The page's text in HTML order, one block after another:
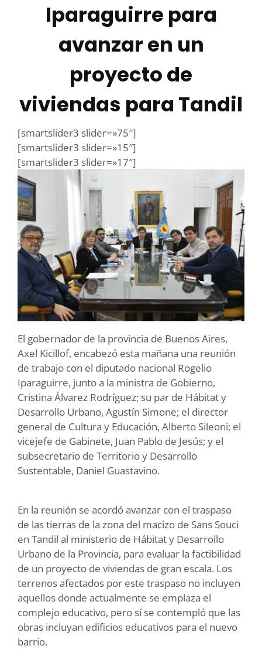
Iparaguirre para
avanzar en un
proyecto de
viviendas para Tandil
[smartslider3 slider=»75″]
[smartslider3 slider=»15″]
[smartslider3 slider=»17″]
El gobernador de la provincia de Buenos Aires,
Axel Kicillof, encabezó esta mañana una reunión
de trabajo con el diputado nacional Rogelio
Iparaguirre, junto a la ministra de Gobierno,
Cristina Álvarez Rodríguez; su par de Hábitat y
Desarrollo Urbano, Agustín Simone; el director
general de Cultura y Educación, Alberto Sileoni; el
vicejefe de Gabinete, Juan Pablo de Jesús; y el
subsecretario de Territorio y Desarrollo
Sustentable, Daniel Guastavino.
En la reunión se acordó avanzar con el traspaso
de las tierras de la zona del macizo de Sans Souci
en Tandil al ministerio de Hábitat y Desarrollo
Urbano de la Provincia, para evaluar la factibilidad
de un proyecto de viviendas de gran escala. Los
terrenos afectados por este traspaso no incluyen
aquellos donde actualmente se emplaza el
complejo educativo, pero sí se contempló que las
obras incluyan edificios educativos para el nuevo
barrio.